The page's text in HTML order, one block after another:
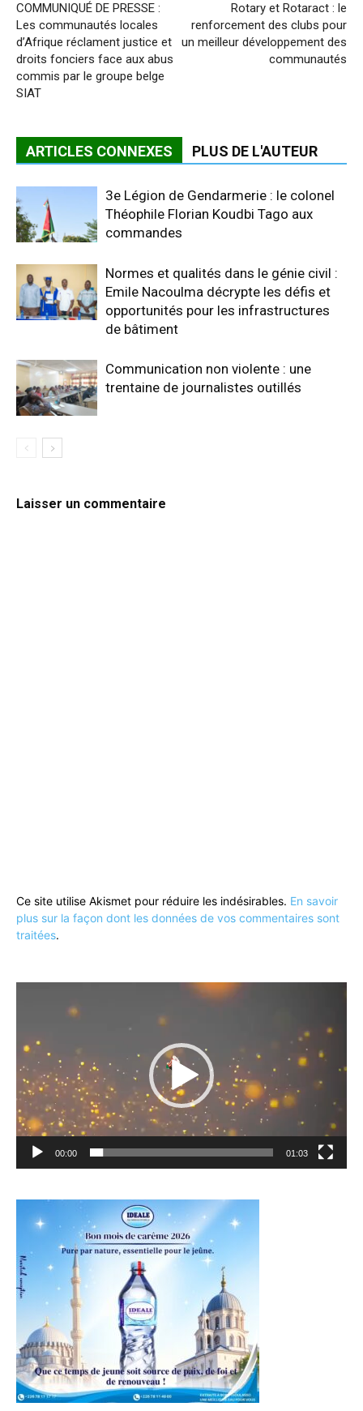
COMMUNIQUÉ DE PRESSE :
Les communautés locales
d’Afrique réclament justice et
droits fonciers face aux abus
commis par le groupe belge
SIAT
Rotary et Rotaract : le
renforcement des clubs pour
un meilleur développement des
communautés
ARTICLES CONNEXES PLUS DE L'AUTEUR
3e Légion de Gendarmerie : le colonel
Théophile Florian Koudbi Tago aux
commandes
Normes et qualités dans le génie civil :
Emile Nacoulma décrypte les défis et
opportunités pour les infrastructures
de bâtiment
Communication non violente : une
trentaine de journalistes outillés
Laisser un commentaire
Ce site utilise Akismet pour réduire les indésirables. En savoir
plus sur la façon dont les données de vos commentaires sont
traitées.
00:00 01:03